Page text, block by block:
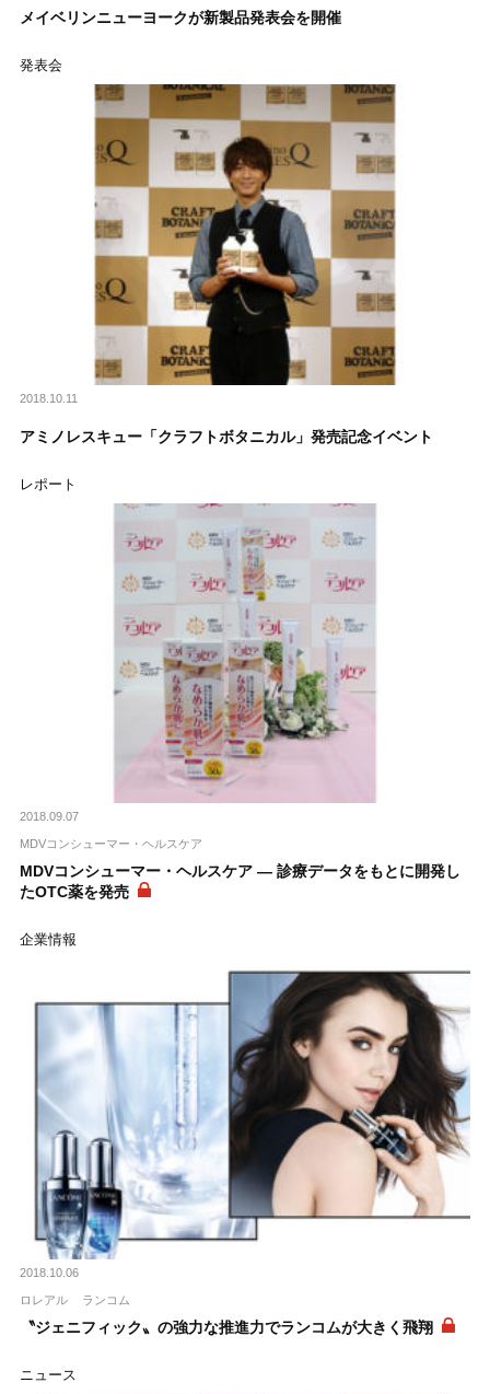
メイベリンニューヨークが新製品発表会を開催
発表会
2018.10.11
アミノレスキュー「クラフトボタニカル」発売記念イベント
レポート
2018.09.07
MDVコンシューマー・ヘルスケア
MDVコンシューマー・ヘルスケア ― 診療データをもとに開発し
たOTC薬を発売
企業情報
2018.10.06
ロレアル ランコム
〝ジェニフィック〟の強力な推進力でランコムが大きく飛翔
ニュース